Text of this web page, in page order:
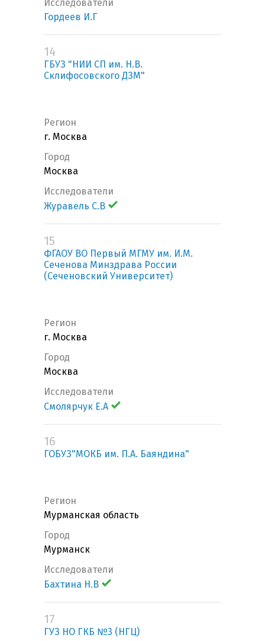
Исследователи
Гордеев И.Г
14
ГБУЗ "НИИ СП им. Н.В.
Склифосовского ДЗМ"
Регион
г. Москва
Город
Москва
Исследователи
Журавель С.В
15
ФГАОУ ВО Первый МГМУ им. И.М.
Сеченова Минздрава России
(Сеченовский Университет)
Регион
г. Москва
Город
Москва
Исследователи
Смолярчук Е.А
16
ГОБУЗ"МОКБ им. П.А. Баяндина"
Регион
Мурманская область
Город
Мурманск
Исследователи
Бахтина Н.В
17
ГУЗ НО ГКБ №3 (НГЦ)